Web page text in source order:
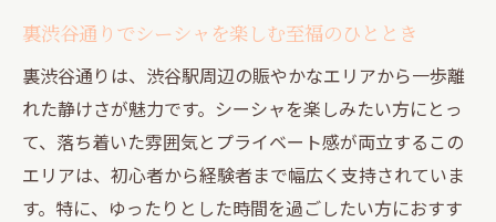
裏渋谷通りでシーシャを楽しむ至福のひととき
裏渋谷通りは、渋谷駅周辺の賑やかなエリアから一歩離
れた静けさが魅力です。シーシャを楽しみたい方にとっ
て、落ち着いた雰囲気とプライベート感が両立するこの
エリアは、初心者から経験者まで幅広く支持されていま
す。特に、ゆったりとした時間を過ごしたい方におすす